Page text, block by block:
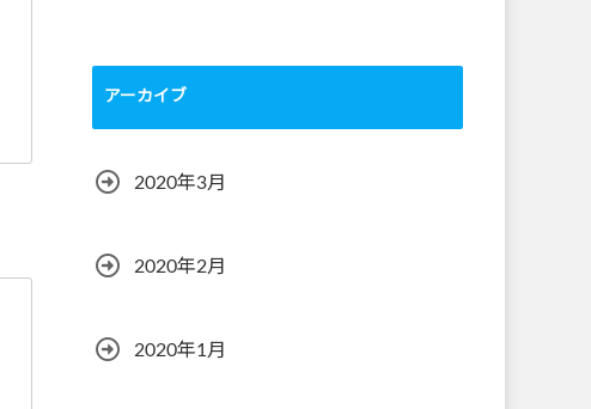
アーカイブ
2020年3月
2020年2月
2020年1月